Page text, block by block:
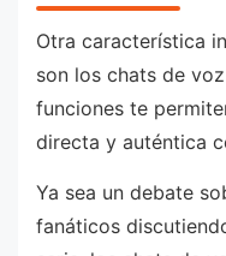
Otra característica
son los chats de
funciones te
directa y auténtica
Ya sea un debate
fanáticos